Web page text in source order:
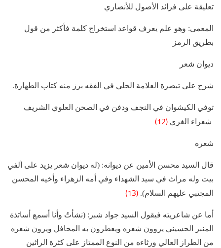
تعليقة على فرائد الأصول للأنصاري
المعمى: وهو علم يعرف قواعد استخراج كلمة فأكثر من قول
بطريق الرمز
ديوان شعر
شرح على تبصرة العلامة الحلي في الفقه برز منه كتاب الطهارة.
توفي الكيشوان في النجف ودفن في الصحن العلوي الشريف
شعراء الغري (12)
شعره
قال السيد محسن الأمين عن ديوانه: (له ديوان شعر يزيد على ألفي
بيت وله مراث في سيد الشهداء وفي أمه الزهراء وأخيه المحسن
المجتبي عليهم السلام). (13)
أما عن شاعريته فيقول السيد جواد شبر: (نشأتُ وأنا أسمع أساتذة
المنبر الحسيني يروون شعره ويعطرون به المحافل ويرون شعره
من الطراز العالي ورثاءه من النوع الممتاز على كثرة الراثين